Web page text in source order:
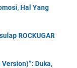
Hal Yang
ROCKUGAR
Duka,